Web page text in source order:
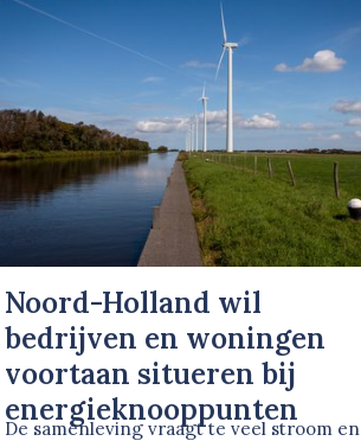
Noord-Holland wil
bedrijven en woningen
voortaan situeren bij
energieknooppunten
De samenleving vraagt te veel stroom en